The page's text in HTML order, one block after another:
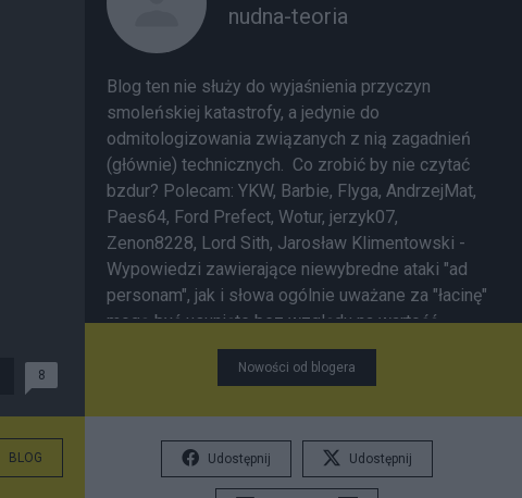
8
BLOG
nudna-teoria
Blog ten nie służy do wyjaśnienia przyczyn
smoleńskiej katastrofy, a jedynie do
odmitologizowania związanych z nią zagadnień
(głównie) technicznych. Co zrobić by nie czytać
bzdur? Polecam: YKW, Barbie, Flyga, AndrzejMat,
Paes64, Ford Prefect, Wotur, jerzyk07,
Zenon8228, Lord Sith, Jarosław Klimentowski -
Wypowiedzi zawierające niewybredne ataki "ad
personam", jak i słowa ogólnie uważane za "łacinę"
mogą być usunięte bez względu na wartość
merytoryczną; jedyne ograniczenie wolności
Nowości od blogera
Udostępnij Udostępnij